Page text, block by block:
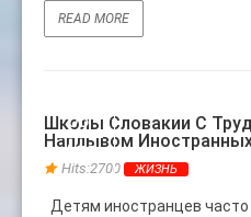
READ MORE
Школы Словакии С
Наплывом
Hits:2700 ЖИЗНЬ
Детям иностранцев
08
ФЕВ